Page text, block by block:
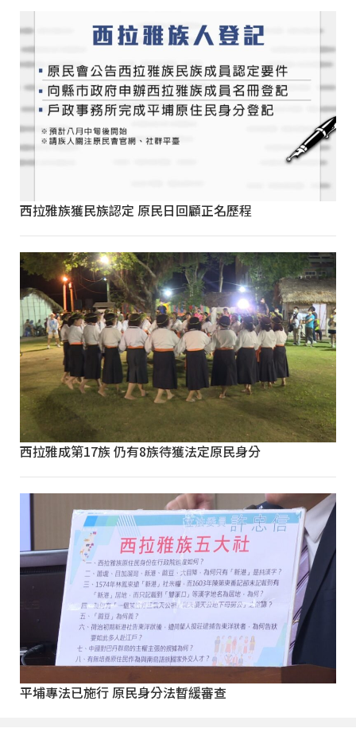
西拉雅族獲民族認定 原民日回顧正名歷程
西拉雅成第17族 仍有8族待獲法定原民身分
平埔專法已施行 原民身分法暫緩審查